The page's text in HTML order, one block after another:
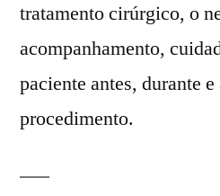
tratamento cirúrgico, o
acompanhamento,
paciente antes, durante e
procedimento.